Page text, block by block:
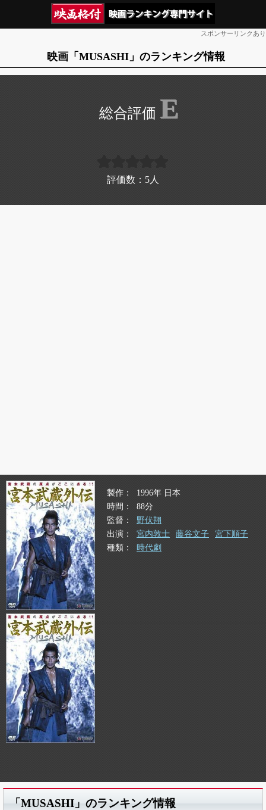
スポンサーリンクあり
映画「MUSASHI」のランキング情報
E
評価数： 5 人
製作
1996年 日本
時間
88分
監督
野伏翔
出演
宮内敦士 藤谷文子
宮下順子
種類
時代劇
「MUSASHI」のランキング情報